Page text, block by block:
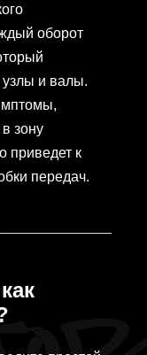
оборот
узлы и валы.
зону
приведет к
передач.